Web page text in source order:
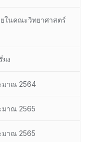
ในคณะวิทยาศาสตร์
ยง
มาณ 2564
มาณ 2565
มาณ 2565